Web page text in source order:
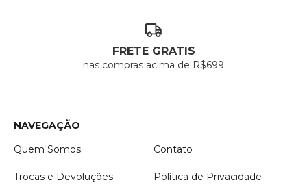
FRETE GRATIS
nas compras acima de R$699
NAVEGAÇÃO
Quem Somos
Contato
Trocas e Devoluções Política de Privacidade